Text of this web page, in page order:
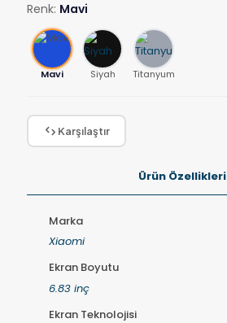
Renk: Mavi
Mavi Siyah Titanyum
Karşılaştır
Ürün Özellikleri
Marka
Xiaomi
Ekran Boyutu
6.83 inç
Ekran Teknolojisi